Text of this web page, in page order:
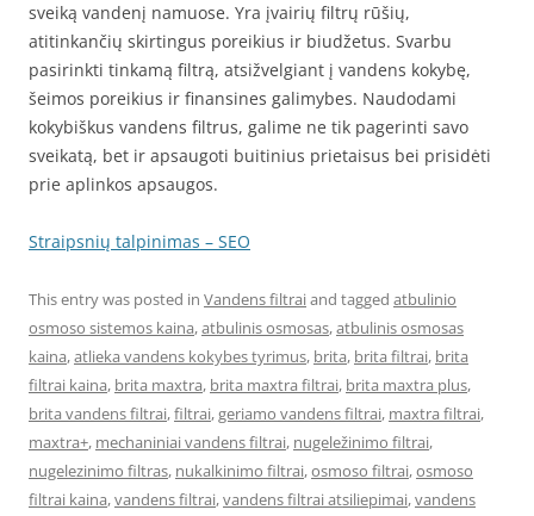
sveiką vandenį namuose. Yra įvairių filtrų rūšių,
atitinkančių skirtingus poreikius ir biudžetus. Svarbu
pasirinkti tinkamą filtrą, atsižvelgiant į vandens kokybę,
šeimos poreikius ir finansines galimybes. Naudodami
kokybiškus vandens filtrus, galime ne tik pagerinti savo
sveikatą, bet ir apsaugoti buitinius prietaisus bei prisidėti
prie aplinkos apsaugos.
Straipsnių talpinimas – SEO
This entry was posted in Vandens filtraiand tagged atbulinio
osmoso sistemos kaina,atbulinis osmosas,atbulinis osmosas
kaina,atlieka vandens kokybes tyrimus, brita, brita filtrai, brita
filtrai kaina, brita maxtra, brita maxtra filtrai, brita maxtra plus,
brita vandens filtrai,filtrai,geriamo vandens filtrai, maxtra filtrai,
maxtra+, mechaniniai vandens filtrai, nugeležinimo filtrai,
nugelezinimo filtras, nukalkinimo filtrai,osmoso filtrai,osmoso
filtrai kaina,vandens filtrai,vandens filtrai atsiliepimai,vandens